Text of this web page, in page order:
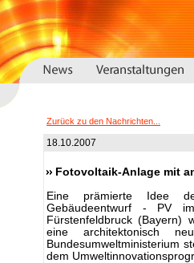
Zurück zu den Nachrichten...
18.10.2007
Fotovoltaik-Anlage mit
Eine prämierte Idee
Gebäudeentwurf - PV
Fürstenfeldbruck (Bayern)
eine architektonisch
Bundesumweltministerium
dem